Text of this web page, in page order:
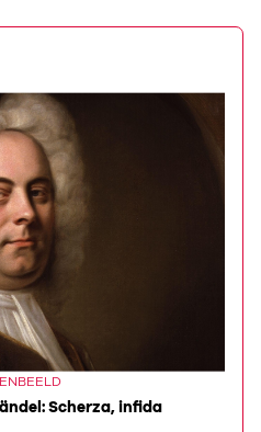
Scherza, infida